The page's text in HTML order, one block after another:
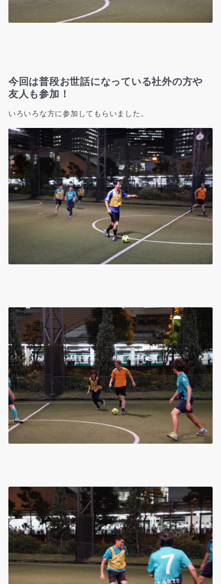
今回は普段お世話になっている社外の方や
友人も参加！
いろいろな方に参加してもらいました。